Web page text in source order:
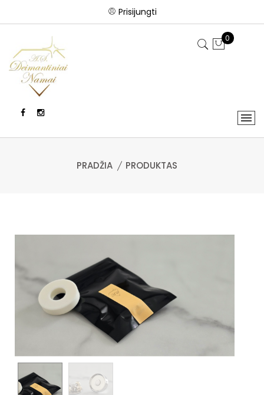
Prisijungti
0
PRADŽIA PRODUKTAS